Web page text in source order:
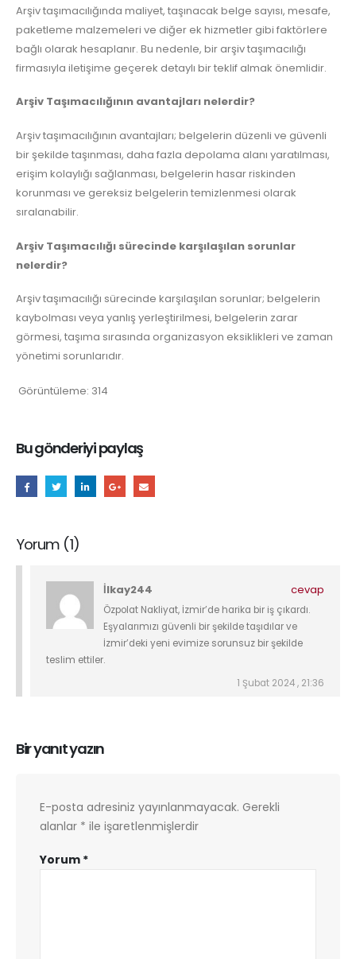
Arşiv taşımacılığında maliyet, taşınacak belge sayısı, mesafe,
paketleme malzemeleri ve diğer ek hizmetler gibi faktörlere
bağlı olarak hesaplanır. Bu nedenle, bir arşiv taşımacılığı
firmasıyla iletişime geçerek detaylı bir teklif almak önemlidir.
Arşiv Taşımacılığının avantajları nelerdir?
Arşiv taşımacılığının avantajları; belgelerin düzenli ve güvenli
bir şekilde taşınması, daha fazla depolama alanı yaratılması,
erişim kolaylığı sağlanması, belgelerin hasar riskinden
korunması ve gereksiz belgelerin temizlenmesi olarak
sıralanabilir.
Arşiv Taşımacılığı sürecinde karşılaşılan sorunlar
nelerdir?
Arşiv taşımacılığı sürecinde karşılaşılan sorunlar; belgelerin
kaybolması veya yanlış yerleştirilmesi, belgelerin zarar
görmesi, taşıma sırasında organizasyon eksiklikleri ve zaman
yönetimi sorunlarıdır.
Görüntüleme: 314
Bu gönderiyi paylaş
Yorum (1)
İlkay244 cevap
Özpolat Nakliyat, İzmir’de harika bir iş çıkardı.
Eşyalarımızı güvenli bir şekilde taşıdılar ve
İzmir’deki yeni evimize sorunsuz bir şekilde
teslim ettiler.
1 Şubat 2024 , 21:36
Bir yanıt yazın
E-posta adresiniz yayınlanmayacak. Gerekli
alanlar * ile işaretlenmişlerdir
Yorum *